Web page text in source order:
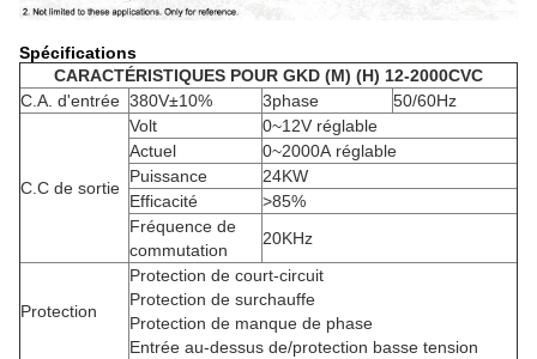
Spécifications
CARACTÉRISTIQUES POUR GKD (M) (H) 12-2000CVC
C.A. d'entrée 380V±10% 3phase 50/60Hz
C.C de sortie
Volt
0~12V réglable
Actuel
0~2000A réglable
Puissance
24KW
Efficacité
>85%
Fréquence de
commutation
20KHz
Protection
Protection de court-circuit
Protection de surchauffe
Protection de manque de phase
Entrée au-dessus de/protection basse tension